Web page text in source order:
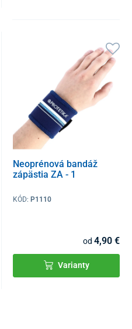
Neoprénová bandáž
zápästia ZA - 1
KÓD:P1110
od 4,90 €
Varianty